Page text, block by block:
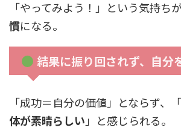
「やってみよう！」という気持ちが
慣になる。
結果に振り回されず、自分
「成功＝自分の価値」とならず、「
体が素晴らしい 」と感じられる。